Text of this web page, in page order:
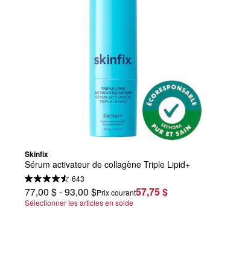
Skinfix
Sérum activateur de collagène Triple Lipid+
643
77,00 $ - 93,00 $Prix courant57,75 $
Sélectionner les articles en solde